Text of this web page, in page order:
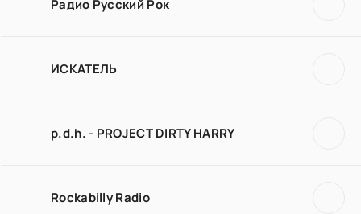
Радио Русский Рок
ИСКАТЕЛЬ
p.d.h. - PROJECT DIRTY HARRY
Rockabilly Radio